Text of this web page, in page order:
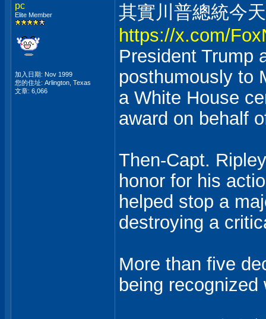
pc
Elite Member
加入日期: Nov 1999
您的住址: Arlington, Texas
文章: 6,066
其實川普總統今
https://x.com/
President Trump
posthumously to
a White House
award on behalf
Then-Capt.
honor for his
helped stop a
destroying a
More than five
being